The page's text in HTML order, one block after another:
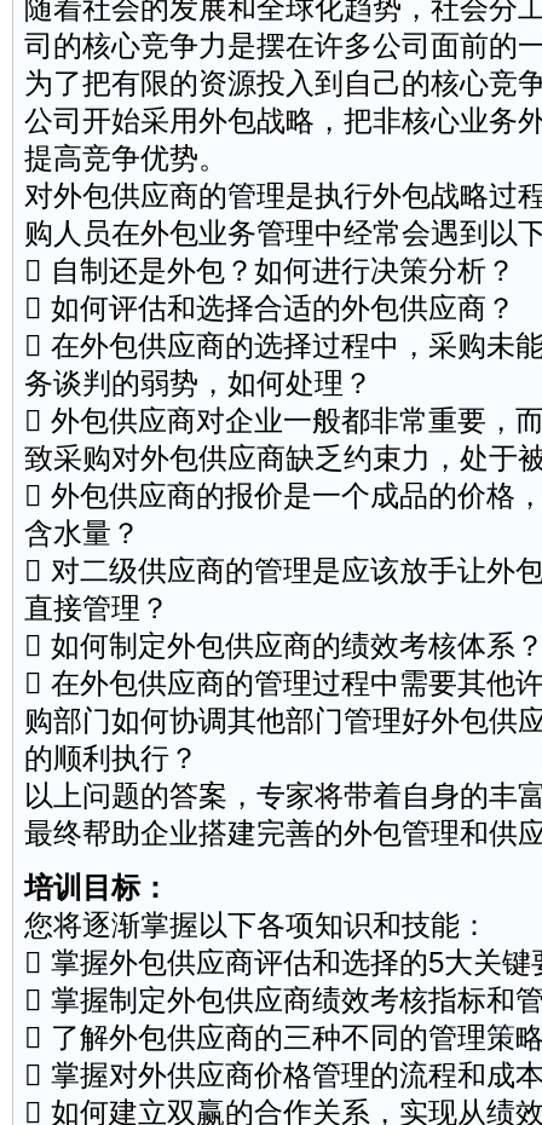
随着社会的发展和全球化趋势，社会分
司的核心竞争力是摆在许多公司面前的
为了把有限的资源投入到自己的核心竞
公司开始采用外包战略，把非核心业务
提高竞争优势。
对外包供应商的管理是执行外包战略过
购人员在外包业务管理中经常会遇到以
 自制还是外包？如何进行决策分析？
 如何评估和选择合适的外包供应商？
 在外包供应商的选择过程中，采购未
务谈判 的弱势，如何处理？
 外包供应商对企业一般都非常重要，
致采购对外包供应商缺乏约束力，处于
 外包供应商的报价是一个成品的价格
含水量？
 对二级供应商的管理是应该放手让外
直接管理？
 如何制定外包供应商的绩效考核体系
 在外包供应商的管理过程中需要其他
购部门如何协调其他部门管理好外包供
的顺利执行？
以上问题的答案，专家将带着自身的丰
最终帮助企业搭建完善的外包管理和供
培训目标：
您将逐渐掌握以下各项知识和技能：
 掌握外包供应商评估和选择的5大关键
 掌握制定外包供应商绩效考核指标和
 了解外包供应商的三种不同的管理策
 掌握对外供应商价格管理的流程和成
 如何建立双赢的合作关系，实现从绩